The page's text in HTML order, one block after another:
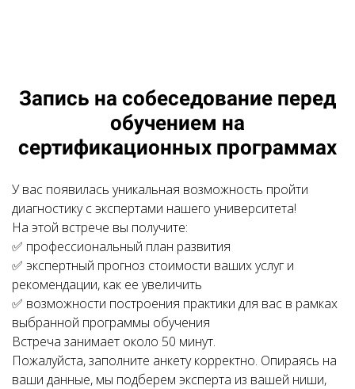
Запись на собеседование перед
обучением на
сертификационных программах
У вас появилась уникальная возможность пройти
диагностику с экспертами нашего университета!
На этой встрече вы получите:
✅ профессиональный план развития
✅ экспертный прогноз стоимости ваших услуг и
рекомендации, как ее увеличить
✅ возможности построения практики для вас в рамках
выбранной программы обучения
Встреча занимает около 50 минут.
Пожалуйста, заполните анкету корректно. Опираясь на
ваши данные, мы подберем эксперта из вашей ниши,